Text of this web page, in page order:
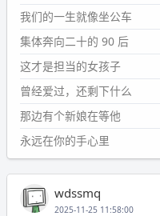
我们的一生就像坐公车
集体奔向二十的 90 后
这才是担当的女孩子
曾经爱过，还剩下什么
那边有个新娘在等他
永远在你的手心里
wdssmq
2025-11-25 11:58:00